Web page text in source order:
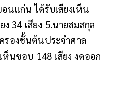
นแก่น ได้รับเสียงเห็น
ง 34 เสียง 5.นายสมสกุล
รองชั้นต้นประจำศาล
ห็นชอบ 148 เสียง งดออก